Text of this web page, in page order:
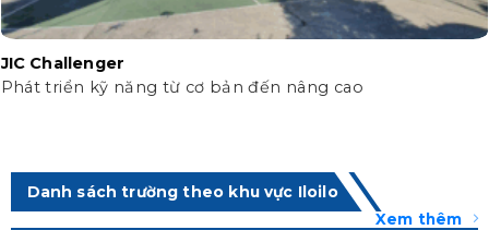
JIC Challenger
Phát triển kỹ năng từ cơ bản đến nâng cao
Danh sách trường theo khu vực Iloilo
Xem thêm